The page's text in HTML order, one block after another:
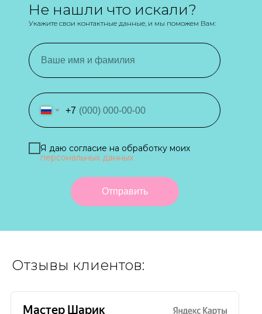
+7
Я даю согласие на обработку моих
персональных данных
Отправить
Не нашли что искали?
Укажите свои контактные данные, и мы поможем Вам:
Отзывы клиентов: